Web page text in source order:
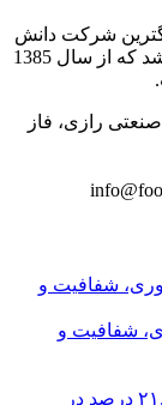
شرکت دانش
بنیان در زمینه تولید لوله و پروفیل فولادی می‌باشد که از سال 1385
رازی، فاز
شفافیت و